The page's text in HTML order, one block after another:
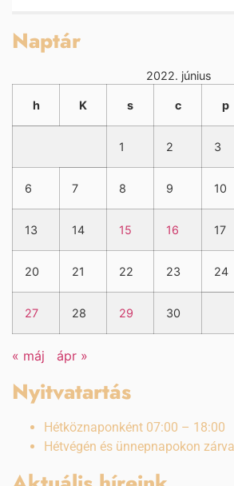
Naptár
2022. június
h K s c p
1 2 3
6 7 8 9 10
13 14 15 16 17
20 21 22 23 24
27 28 29 30
« máj ápr »
Nyitvatartás
Hétköznaponként 07:00 – 18:00
Hétvégén és ünnepnapokon zárva